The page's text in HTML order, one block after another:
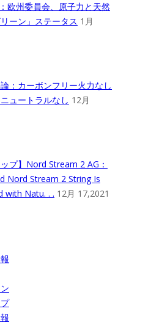
欧州委員会、原子力と天然
ーン」ステータス 1月
：カーボンフリー火力なし
ュートラルなし 12月
ップ】Nord Stream 2 AG：
Nord Stream 2 String Is
with Natu. . . 12月 17,2021